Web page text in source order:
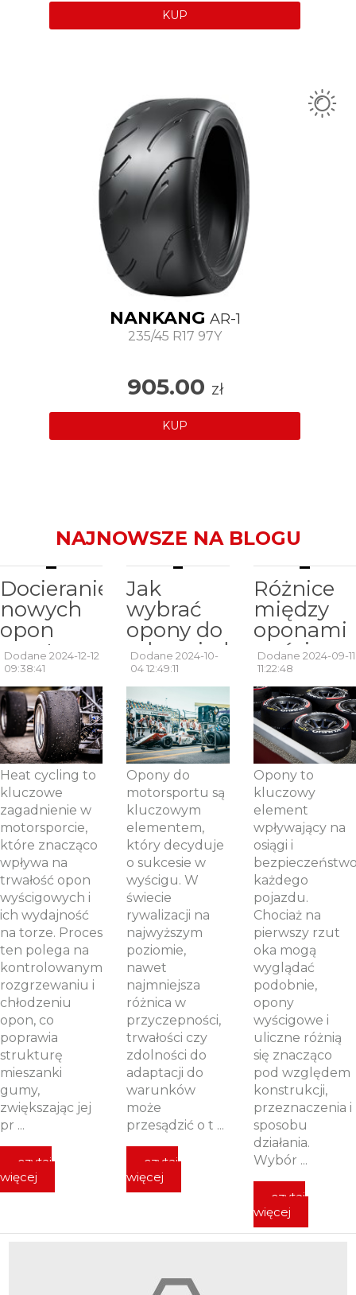
KUP
NANKANG AR-1
235/45 R17 97Y
905.00 zł
KUP
NAJNOWSZE NA BLOGU
Docieranie
nowych
opon
sportowych
– czym
jest heat
cycling?
Dodane 2024-12-12
09:38:41
Heat cycling to
kluczowe
zagadnienie w
motorsporcie,
które znacząco
wpływa na
trwałość opon
wyścigowych i
ich wydajność
na torze. Proces
ten polega na
kontrolowanym
rozgrzewaniu i
chłodzeniu
opon, co
poprawia
strukturę
mieszanki
gumy,
zwiększając jej
pr ...
czytaj
więcej
Jak
wybrać
opony do
odpowiedniego
typu
wyścigu?
Przegląd
opon
wyścigowych.
Dodane 2024-10-
04 12:49:11
Opony do
motorsportu są
kluczowym
elementem,
który decyduje
o sukcesie w
wyścigu. W
świecie
rywalizacji na
najwyższym
poziomie,
nawet
najmniejsza
różnica w
przyczepności,
trwałości czy
zdolności do
adaptacji do
warunków
może
przesądzić o t ...
czytaj
więcej
Różnice
między
oponami
a
ulicznymi:
co warto
wiedzieć?
Dodane 2024-09-11
11:22:48
Opony to
kluczowy
element
wpływający na
osiągi i
każdego
pojazdu.
Chociaż na
pierwszy rzut
oka mogą
wyglądać
podobnie,
opony
wyścigowe i
uliczne różnią
się znacząco
pod względem
konstrukcji,
przeznaczenia i
sposobu
działania.
Wybór ...
czytaj
więcej